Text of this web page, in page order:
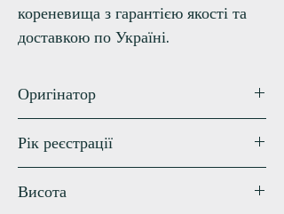
кореневища з гарантією якості та
доставкою по Україні.
Оригінатор
Рік реєстрації
Висота